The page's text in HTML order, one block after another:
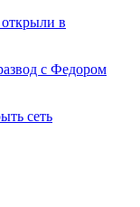
в
с Федором
сеть